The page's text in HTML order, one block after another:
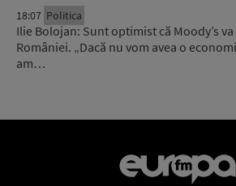
18:07 Politica
Ilie Bolojan: Sunt optimist că Moody’s
României. „Dacă nu vom avea o
am…